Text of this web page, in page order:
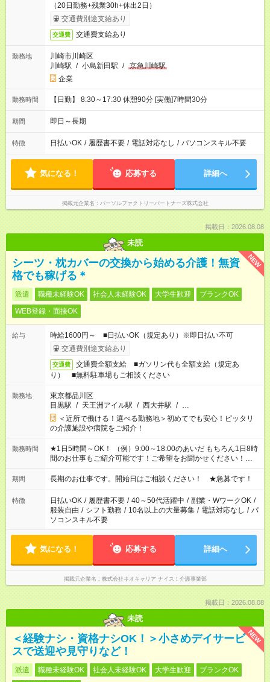
（20日勤務+残業30h+休出2日）
交通費別途支給あり
交通費 交通費支給あり
勤務地
川崎市川崎区
川崎駅 / 小島新田駅 / 京急川崎駅
企業
勤務時間 【日勤】 8:30～17:30 休憩90分 [実働]7時間30分
期間 即日～長期
特徴 日払いOK / 履歴書不要 / 電話対応なし / パソコンスキル不要
気になる！ 応募する 詳細へ
掲載元企業名 パーソルファクトリーパートナーズ株式会社
掲載日：2026.08.08
未読
NEW
シーツ・枕カバーの交換から始める介護！無資
格でも稼げる＊
派遣 職種未経験OK 社会人未経験OK 大学生歓迎
ブランクOK
WEB登録・面接OK
給与
時給1600円～ ■日払いOK（規定あり）※即日払い不可
交通費別途支給あり
交通費
交通費全額支給 ■ガソリン代も全額支給（規定あ
り） ■無料駐車場もご相談ください
勤務地
東京都品川区
目黒駅 / 天王洲アイル駅 / 西大井駅 / …
＜近所で働ける！選べる勤務地＞初めてでも安心！ピッタリ
の介護施設や病院をご紹介！
勤務時間
★1日5時間～OK！ （例）9:00～18:00のあいだ もちろん1日8時
間のお仕事もご紹介可能です！ご希望をお聞かせください！★家
庭の都合でお休みが必要な場合も遠慮なくご相談ください。 ※
週最低15時間以上の勤務が必要です
期間 長期のお仕事です。開始日はご相談ください！ ★急募です！
特徴 日払いOK / 履歴書不要 / 40～50代活躍中 / 副業・WワークOK /
服装自由 / シフト勤務 / 10名以上の大量募集 / 電話対応なし / パ
ソコンスキル不要
気になる！ 応募する 詳細へ
掲載元企業名 株式会社ネオキャリア ナイス！介護事業部
掲載日：2026.08.08
未読
NEW
＜経験ナシ・資格ナシOK！＞小さめデイサービ
スで送迎や見守りなど！
派遣 職種未経験OK 社会人未経験OK 大学生歓迎
ブランクOK